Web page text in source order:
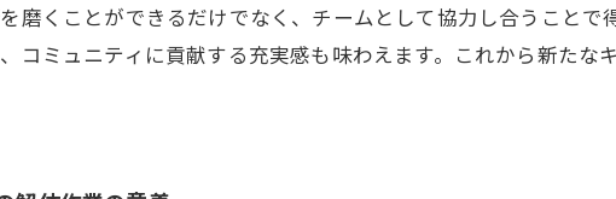
磨くことができるだけでなく、チームとして協力し合うこと
コミュニティに貢献する充実感も味わえます。これから新た